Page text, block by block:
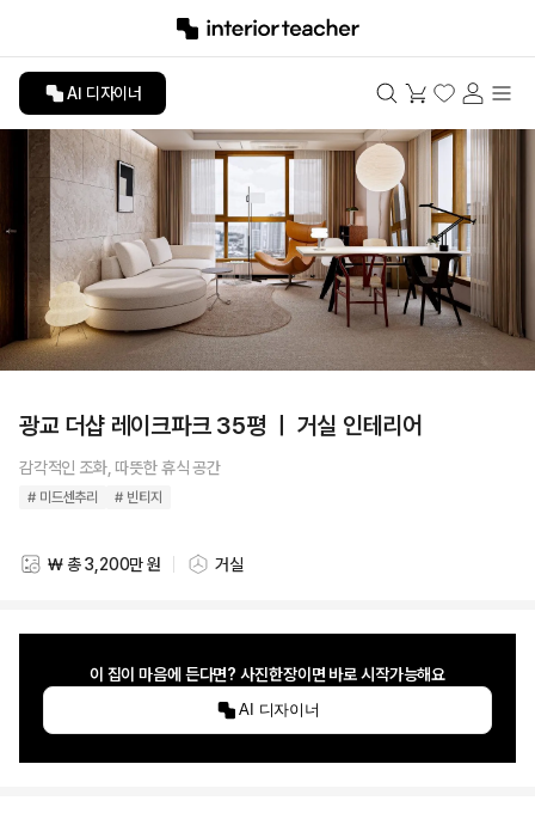
AI 디자이너
광교 더샵 레이크파크 35평 ㅣ 거실 인테리어
감각적인 조화, 따뜻한 휴식 공간
# 미드센추리 # 빈티지
스타일링 비용
₩ 총 3,200만 원 스타일링 공간
거실
이 집이 마음에 든다면? 사진한장이면 바로 시작가능해요
AI 디자이너